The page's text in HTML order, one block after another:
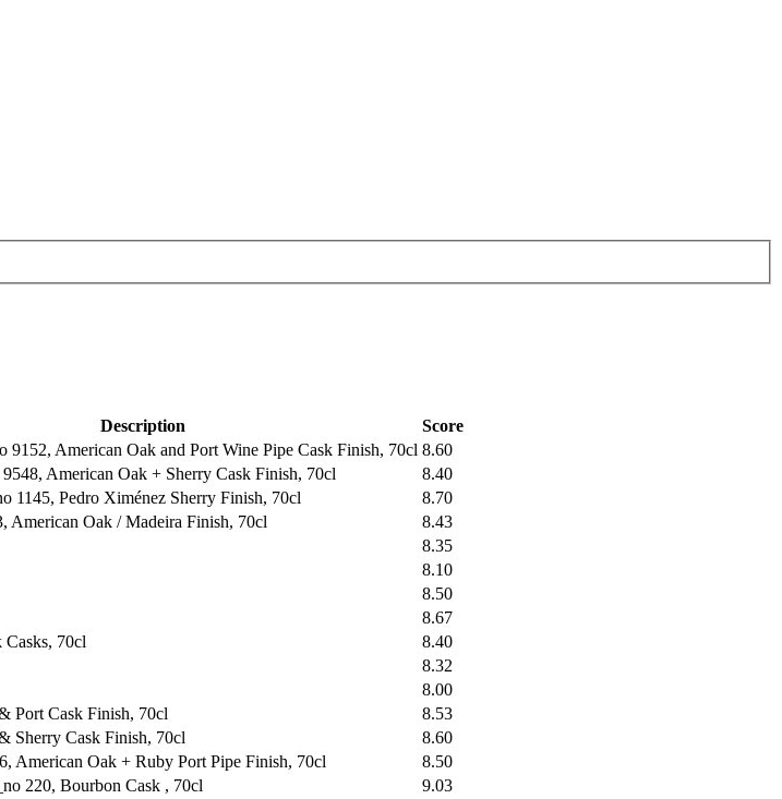
Description
Score
9152, American Oak and Port Wine Pipe Cask Finish, 70cl 8.60
American Oak + Sherry Cask Finish, 70cl
8.40
1145, Pedro Ximénez Sherry Finish, 70cl
8.70
American Oak / Madeira Finish, 70cl
8.43
8.35
8.10
8.50
8.67
70cl
8.40
8.32
8.00
Port Cask Finish, 70cl
8.53
Sherry Cask Finish, 70cl
8.60
American Oak + Ruby Port Pipe Finish, 70cl
8.50
220, Bourbon Cask , 70cl
9.03